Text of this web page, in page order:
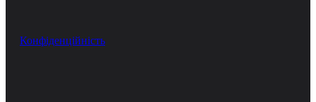
Конфіденційність